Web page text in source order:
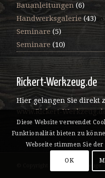
Bauanleitungen(6)
Handwerksgalerie(43)
Seminare (5)
Seminare(10)
Rickert-Werkzeug.de
Hier gelangen Sie direkt
www.Rickert-
Diese Website verwendet
Funktionalität bieten zu
Webseite stimmen Sie
OK